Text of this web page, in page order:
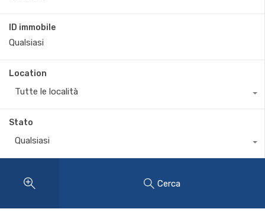
ID immobile
Location
Tutte le località
Stato
Qualsiasi
Cerca